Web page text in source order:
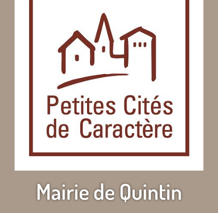
Mairie de Quintin